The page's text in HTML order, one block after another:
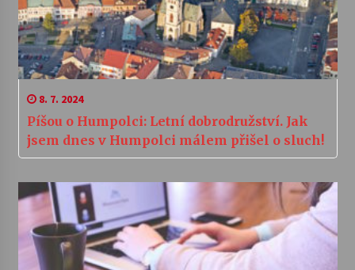
8. 7. 2024
Píšou o Humpolci: Letní dobrodružství. Jak
jsem dnes v Humpolci málem přišel o sluch!